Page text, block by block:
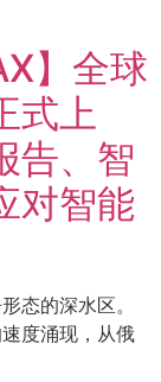
】全球
式上
告、智
对智能
态的深水区。
度涌现，从俄